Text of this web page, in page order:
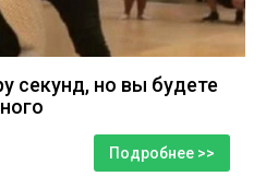
секунд, но вы будете
Подробнее >>